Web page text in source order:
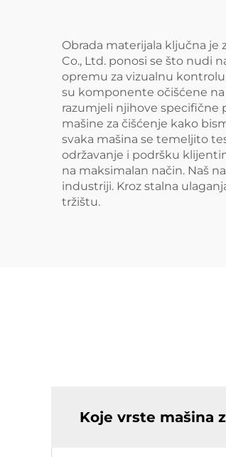
Obrada materijala ključna
Co., Ltd. ponosi se što nudi
opremu za vizualnu
su komponente očišćene
razumjeli njihove specifične
mašine za čišćenje kako
svaka mašina se temeljito
održavanje i podršku
na maksimalan način. Naš
industriji. Kroz stalna
tržištu.
Koje vrste mašina